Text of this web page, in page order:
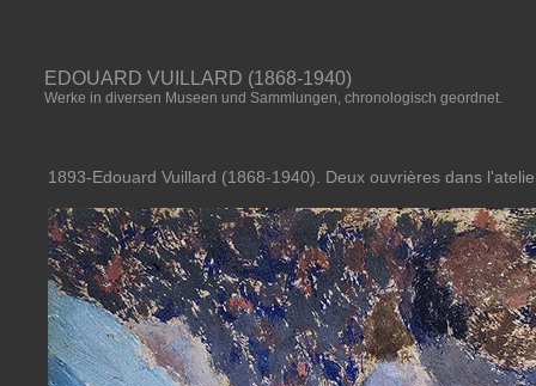
EDOUARD VUILLARD (1868-1940)
Werke in diversen Museen und Sammlungen, chronologisch geordnet.
1893-Edouard Vuillard (1868-1940). Deux ouvrières dans